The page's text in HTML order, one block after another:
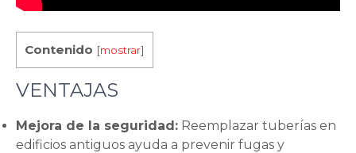
Contenido [mostrar]
VENTAJAS
Mejora de la seguridad: Reemplazar tuberías en
edificios antiguos ayuda a prevenir fugas y